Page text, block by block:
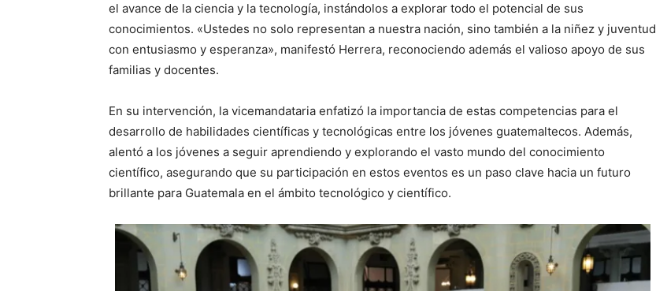
el avance de la ciencia y la tecnología, instándolos a explorar todo el potencial de sus
conocimientos. «Ustedes no solo representan a nuestra nación, sino también a la niñez y juventud
con entusiasmo y esperanza», manifestó Herrera, reconociendo además el valioso apoyo de sus
familias y docentes.
En su intervención, la vicemandataria enfatizó la importancia de estas competencias para el
desarrollo de habilidades científicas y tecnológicas entre los jóvenes guatemaltecos. Además,
alentó a los jóvenes a seguir aprendiendo y explorando el vasto mundo del conocimiento
científico, asegurando que su participación en estos eventos es un paso clave hacia un futuro
brillante para Guatemala en el ámbito tecnológico y científico.